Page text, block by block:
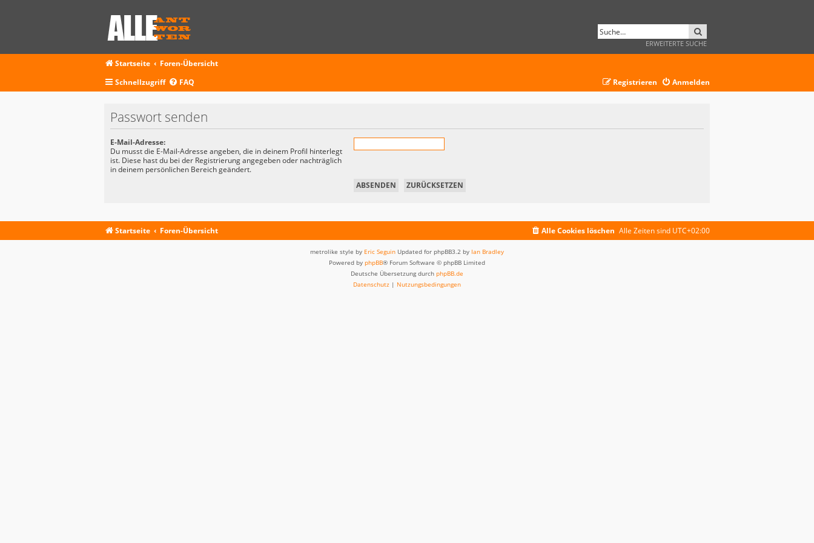
ERWEITERTE SUCHE
Startseite
Foren-Übersicht
Schnellzugriff
FAQ Anmelden
Registrieren
Passwort senden
E-Mail-Adresse:
Du musst die E-Mail-Adresse angeben, die in deinem Profil hinterlegt
ist. Diese hast du bei der Registrierung angegeben oder nachträglich
in deinem persönlichen Bereich geändert.
Startseite Foren-Übersicht Alle Zeiten sind UTC+02:00
Alle Cookies löschen
metrolike style by Eric Seguin Updated for phpBB3.2 by Ian Bradley
Powered by phpBB® Forum Software © phpBB Limited
Deutsche Übersetzung durch phpBB.de
Datenschutz | Nutzungsbedingungen